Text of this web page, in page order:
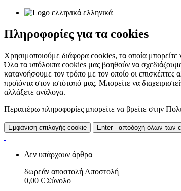
ελληνικά
Πληροφορίες για τα cookies
Χρησιμοποιούμε διάφορα cookies, τα οποία μπορείτε
Όλα τα υπόλοιπα cookies μας βοηθούν να
κατανοήσουμε τον τρόπο με τον οποίο οι
προϊόντα στον ιστότοπό μας. Μπορείτε να
αλλάξετε ανάλογα.
Περαιτέρω πληροφορίες μπορείτε να βρείτε στην
Εμφάνιση επιλογής cookie Enter - αποδοχή όλων των
Δεν υπάρχουν άρθρα
δωρεάν αποστολή Αποστολή
0,00 € Σύνολο